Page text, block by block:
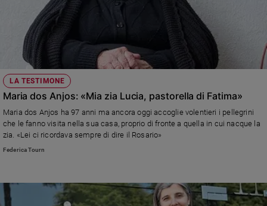
LA TESTIMONE
Maria dos Anjos: «Mia zia Lucia, pastorella di Fatima»
Maria dos Anjos ha 97 anni ma ancora oggi accoglie volentieri i pellegrini
che le fanno visita nella sua casa, proprio di fronte a quella in cui nacque la
zia. «Lei ci ricordava sempre di dire il Rosario»
Federica Tourn